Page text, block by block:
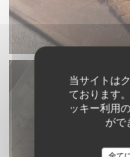
当サイトは
ております
ッキー利用
がで